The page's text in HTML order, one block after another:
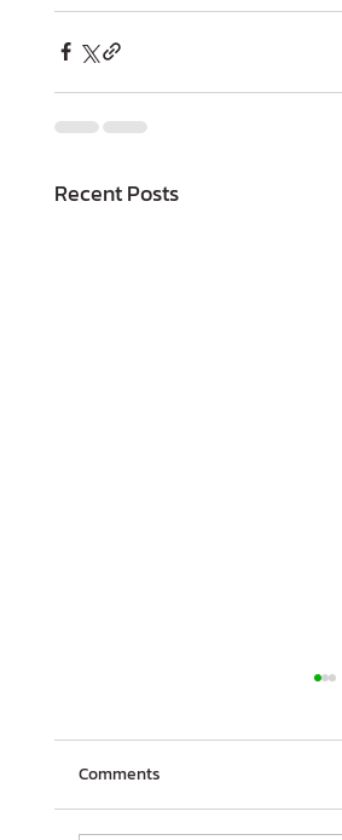
Recent Posts
Comments